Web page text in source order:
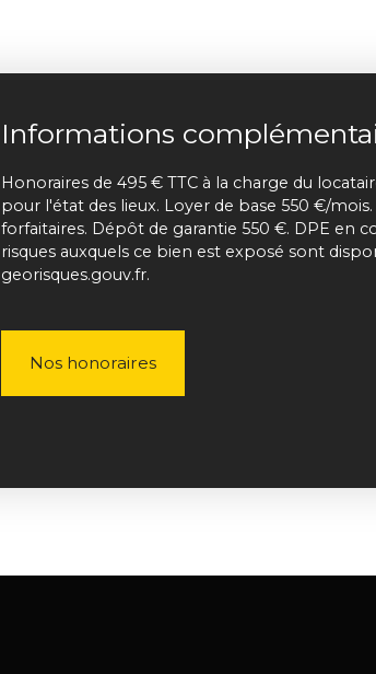
Informations
Honoraires de 495 € TTC à la charge du
pour l'état des lieux. Loyer de base 550 €/
forfaitaires. Dépôt de garantie 550 €. DPE en
risques auxquels ce bien est exposé sont
georisques.gouv.fr.
Nos honoraires